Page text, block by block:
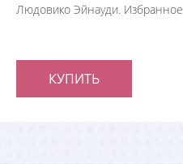
Людовико Эйнауди. Избранное
КУПИТЬ